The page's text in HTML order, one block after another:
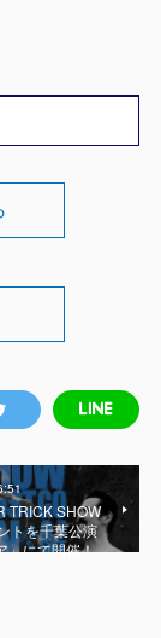
TRICK SHOW
トを千葉公演
」にて開催！